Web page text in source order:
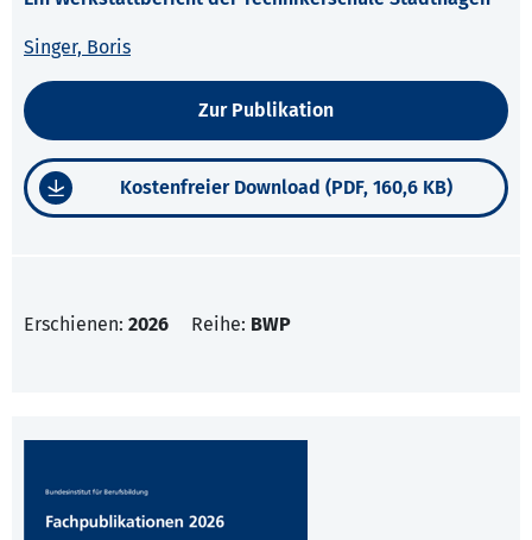
Singer, Boris
Zur Publikation
Kostenfreier Download (PDF, 160,6 KB)
Erschienen: 2026 Reihe: BWP